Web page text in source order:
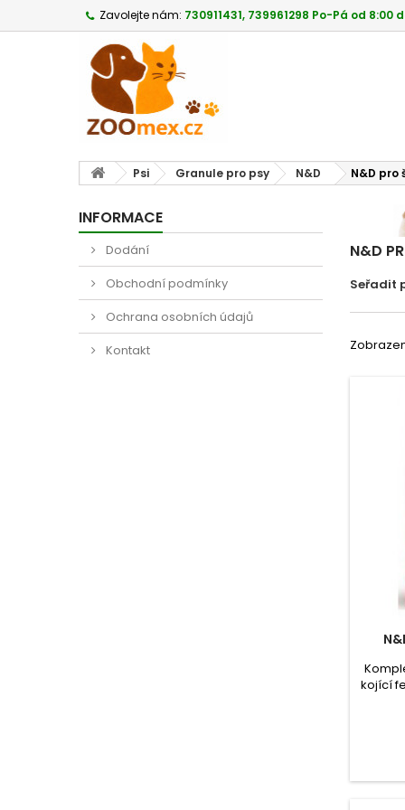
Zavolejte nám: 730911431, 739961298 Po-Pá od 8:00
Psi Granule pro psy N&D N&D pro
INFORMACE
Dodání
Obchodní podmínky
Ochrana osobních údajů
Kontakt
N&D
Seřadit
kojící